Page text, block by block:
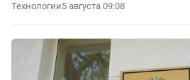
Технологии5 августа 09:08